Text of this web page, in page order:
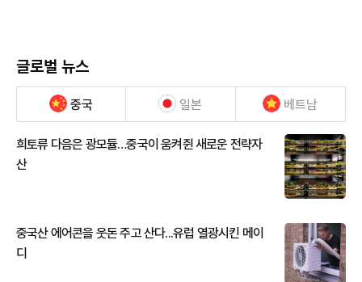
글로벌 뉴스
중국 일본 베트남
희토류 다음은 광모듈…중국이 움켜쥔 새로운 전략자
산
중국산 에어콘을 웃돈 주고 산다...유럽 열광시킨 메이
디